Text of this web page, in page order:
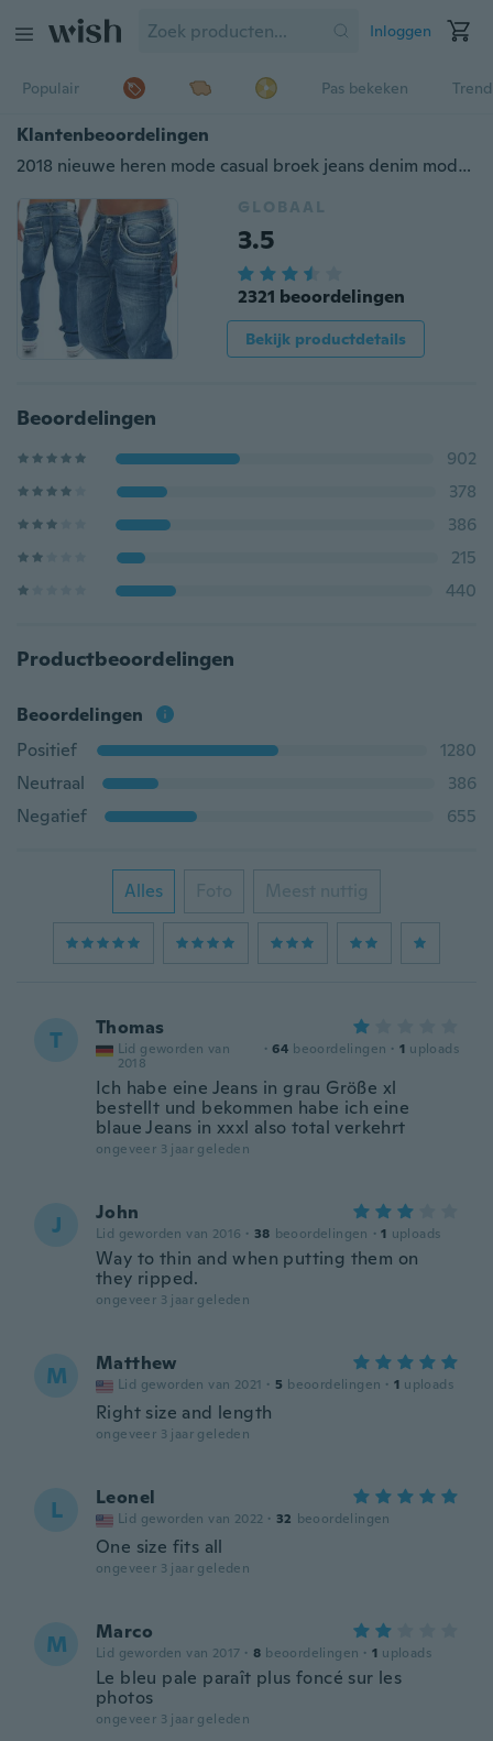
Inloggen
Populair Pas bekeken
Klantenbeoordelingen
2018 nieuwe heren mode casual broek jeans denim mode herenbroek
GLOBAAL
3.5
2321 beoordelingen
Bekijk productdetails
Beoordelingen
902
378
386
215
440
Productbeoordelingen
Beoordelingen
Positief
1280
Neutraal
386
Negatief
655
Alles Foto Meest nuttig
T Thomas
Lid geworden van
2018
· 64 beoordelingen · 1 uploads
Ich habe eine Jeans in grau Größe xl
bestellt und bekommen habe ich eine
blaue Jeans in xxxl also total verkehrt
ongeveer 3 jaar geleden
J John
Lid geworden van 2016 · 38 beoordelingen · 1 uploads
Way to thin and when putting them on
they ripped.
ongeveer 3 jaar geleden
M Matthew
Lid geworden van 2021 · 5 beoordelingen · 1 uploads
Right size and length
ongeveer 3 jaar geleden
L Leonel
Lid geworden van 2022 · 32 beoordelingen
One size fits all
ongeveer 3 jaar geleden
M Marco
Lid geworden van 2017 · 8 beoordelingen · 1 uploads
Le bleu pale paraît plus foncé sur les
photos
ongeveer 3 jaar geleden